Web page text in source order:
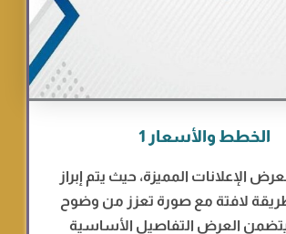
الخطط والأسعار 1
الإعلانات المميزة، حيث يتم إبراز
لافتة مع صورة تعزز من وضوح
يتضمن العرض التفاصيل الأساسية